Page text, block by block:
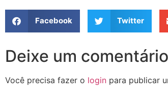
Facebook Twitter
Deixe um comentário
Você precisa fazer o login para publicar